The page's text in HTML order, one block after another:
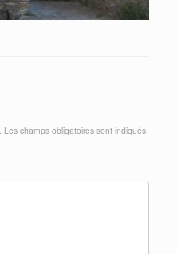
Les champs obligatoires sont indiqués